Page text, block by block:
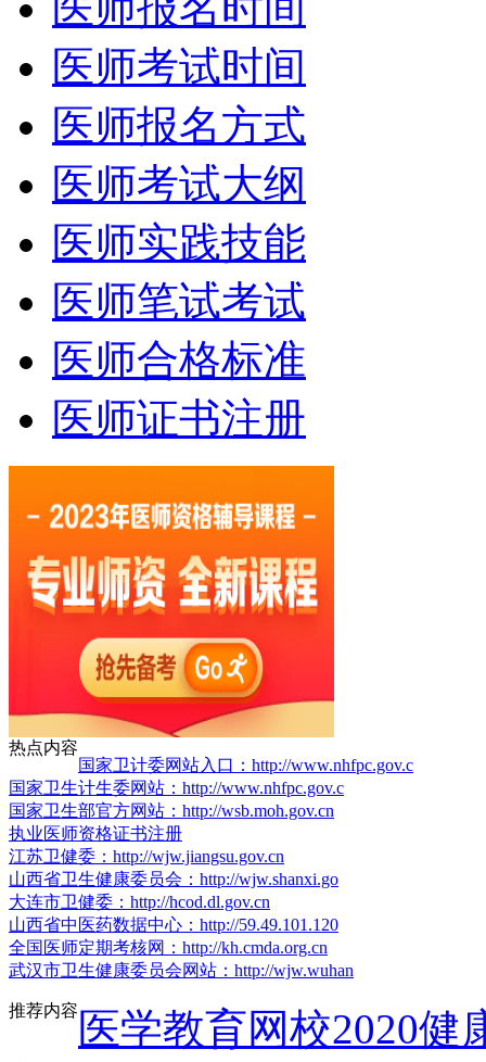
医师考试时间
医师报名方式
医师考试大纲
医师实践技能
医师笔试考试
医师合格标准
医师证书注册
热点内容
国家卫计委网站入口：http://www.nhfpc.gov.c
国家卫生计生委网站：http://www.nhfpc.gov.c
国家卫生部官方网站：http://wsb.moh.gov.cn
执业医师资格证书注册
江苏卫健委：http://wjw.jiangsu.gov.cn
山西省卫生健康委员会：http://wjw.shanxi.go
大连市卫健委：http://hcod.dl.gov.cn
山西省中医药数据中心：http://59.49.101.120
全国医师定期考核网：http://kh.cmda.org.cn
武汉市卫生健康委员会网站：http://wjw.wuhan
推荐内容 医学教育网校2020